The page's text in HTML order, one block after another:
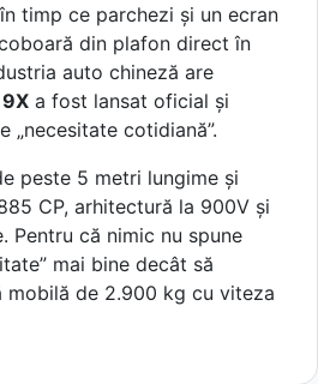
timp ce parchezi și un ecran
din plafon direct în
auto chineză are
a fost lansat oficial și
„necesitate cotidiană”.
peste 5 metri lungime și
CP, arhitectură la 900V și
Pentru că nimic nu spune
mai bine decât să
mobilă de 2.900 kg cu viteza